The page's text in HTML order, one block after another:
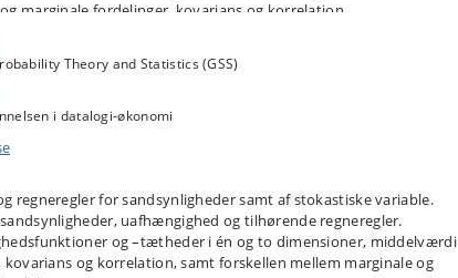
marginale fordelinger, kovarians og korrelation.
kontinuerte sandsynlighedsfordelinger.
af normalfordelte variable.
likelihood-(ML-)estimation.
af konfidensinterval og hypoteseafprøvning i basale
i Python
til opfyldelsen af målet om, at de studerende på datalogi-økonomi
Theory and Statistics (GSS)
i datalogi-økonomi
regneregler for sandsynligheder samt af stokastiske variable.
uafhængighed og tilhørende regneregler.
og –tætheder i én og to dimensioner, middelværdi
kovarians og korrelation, samt forskellen mellem marginale og